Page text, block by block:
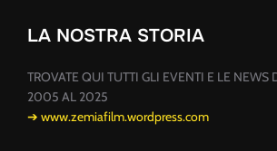
LA NOSTRA STORIA
TROVATE QUI TUTTI GLI EVENTI E LE NEWS
2005 AL 2025
➔ www.zemiafilm.wordpress.com